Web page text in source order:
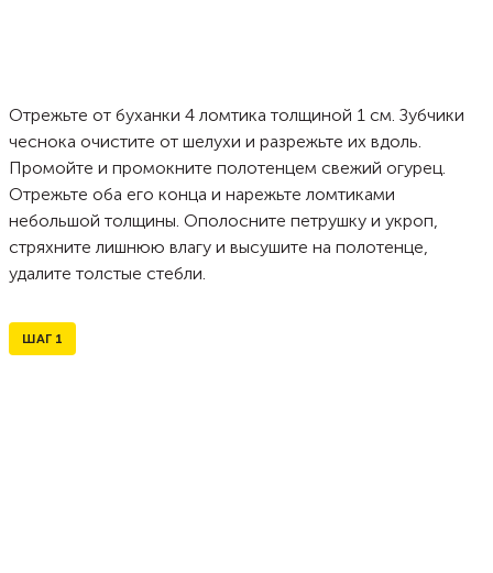
Отрежьте от буханки 4 ломтика толщиной 1 см. Зубчики
чеснока очистите от шелухи и разрежьте их вдоль.
Промойте и промокните полотенцем свежий огурец.
Отрежьте оба его конца и нарежьте ломтиками
небольшой толщины. Ополосните петрушку и укроп,
стряхните лишнюю влагу и высушите на полотенце,
удалите толстые стебли.
ШАГ 1